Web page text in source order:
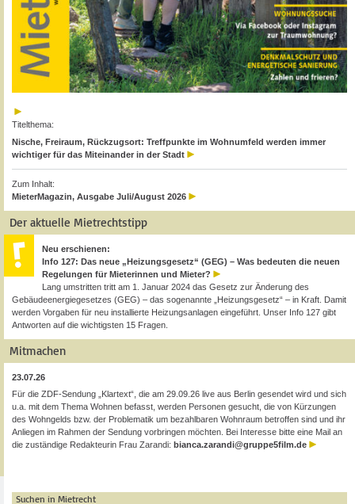
Titelthema:
Nische, Freiraum, Rückzugsort: Treffpunkte im Wohnumfeld werden immer
wichtiger für das Miteinander in der Stadt
Zum Inhalt:
MieterMagazin, Ausgabe Juli/August 2026
Der aktuelle Mietrechtstipp
Neu erschienen:
Info 127: Das neue „Heizungsgesetz“ (GEG) – Was bedeuten die neuen
Regelungen für Mieterinnen und Mieter?
Lang umstritten tritt am 1. Januar 2024 das Gesetz zur Änderung des
Gebäudeenergiegesetzes (GEG) – das sogenannte „Heizungsgesetz“ – in Kraft. Damit
werden Vorgaben für neu installierte Heizungsanlagen eingeführt. Unser Info 127 gibt
Antworten auf die wichtigsten 15 Fragen.
Mitmachen
23.07.26
Für die ZDF-Sendung „Klartext“, die am 29.09.26 live aus Berlin gesendet wird und sich
u.a. mit dem Thema Wohnen befasst, werden Personen gesucht, die von Kürzungen
des Wohngelds bzw. der Problematik um bezahlbaren Wohnraum betroffen sind und ihr
Anliegen im Rahmen der Sendung vorbringen möchten. Bei Interesse bitte eine Mail an
die zuständige Redakteurin Frau Zarandi: bianca.zarandi@gruppe5film.de
Suchen in Mietrecht